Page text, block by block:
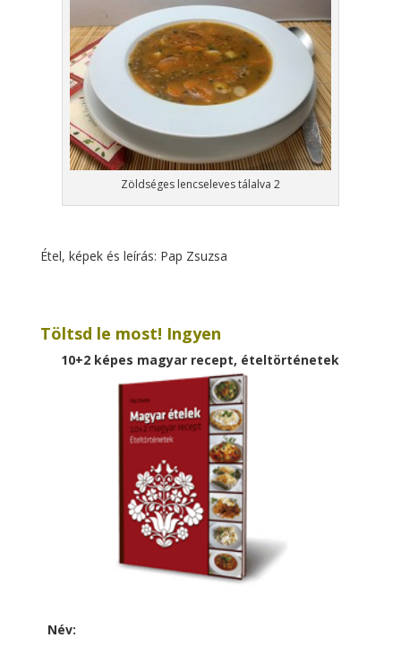
Zöldséges lencseleves tálalva 2
Étel, képek és leírás: Pap Zsuzsa
Töltsd le most! Ingyen
10+2 képes magyar recept, ételtörténetek
Név: